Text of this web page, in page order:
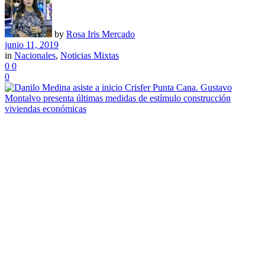
by Rosa Iris Mercado
junio 11, 2019
in Nacionales, Noticias Mixtas
0 0
0